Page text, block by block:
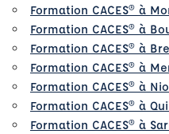
Formation CACES® à
Formation CACES® à
Formation CACES® à
Formation CACES® à
Formation CACES® à
Formation CACES® à
Formation CACES® à